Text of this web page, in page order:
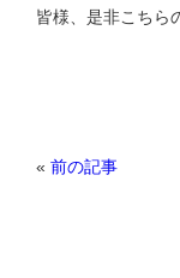
皆様、是非こちら
« 前の記事